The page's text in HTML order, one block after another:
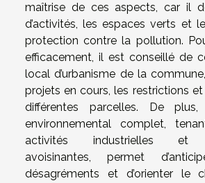
maîtrise de ces aspects, car il
d’activités, les espaces verts et
protection contre la pollution.
efficacement, il est conseillé de
local d’urbanisme de la
projets en cours, les restrictions
différentes parcelles. De
environnemental complet,
activités industrielles et
avoisinantes, permet
désagréments et d’orienter le